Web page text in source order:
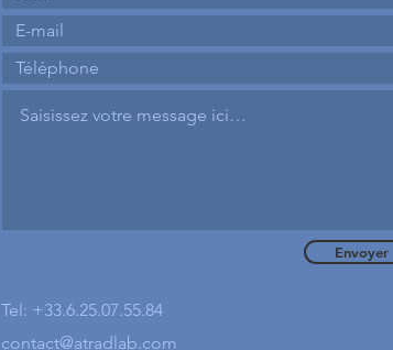
Tel: +33.6.25.07.55.84
contact@atradlab.com
Envoyer